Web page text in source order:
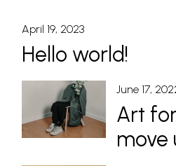
April 19, 2023
Hello world!
June 17,
Art
move